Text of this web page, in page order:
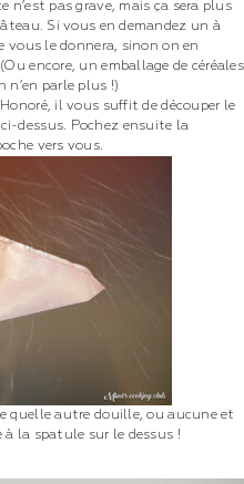
n’est pas grave, mais ça sera plus
Si vous en demandez un à
vous le donnera, sinon on en
encore, un emballage de céréales
n’en parle plus !)
il vous suffit de découper le
dessus. Pochez ensuite la
vers vous.
quelle autre douille, ou aucune et
à la spatule sur le dessus !